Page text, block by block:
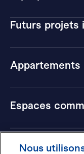
Futurs projets
Appartements
Espaces
Hôtels
Nous